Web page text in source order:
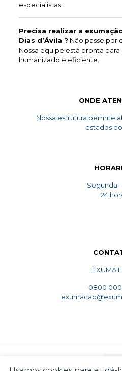
especialistas.
Precisa realizar a
Dias d’Ávila ? Não passe por
Nossa equipe está pronta
humanizado e eficiente.
ONDE
Nossa estrutura permite
estados do
Segunda-
24
EXUMA
0800